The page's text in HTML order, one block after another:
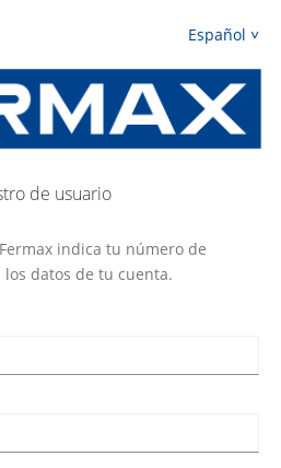
Español
de usuario
indica tu número de
datos de tu cuenta.